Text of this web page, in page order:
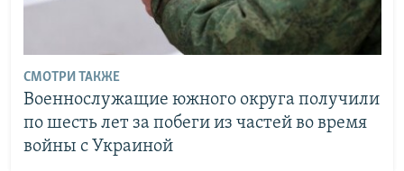
СМОТРИ ТАКЖЕ
Военнослужащие южного округа получили
по шесть лет за побеги из частей во время
войны с Украиной